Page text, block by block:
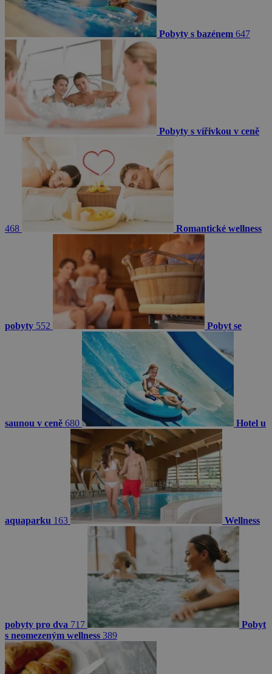
Pobyty s bazénem 647
Pobyty s vířivkou v ceně
468 Romantické wellness
pobyty 552 Pobyt se
saunou v ceně 680 Hotel u
aquaparku 163 Wellness
pobyty pro dva 717
Pobyt
s neomezeným wellness 389